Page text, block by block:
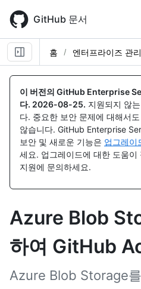
main
content
GitHub 문서
홈 엔터프라이즈 관
이 버전의 GitHub Enterprise
다. 2026-08-25. 지원되지 않
다. 중요한 보안 문제에 대해서
않습니다. GitHub Enterprise
보안 및 새로운 기능은 업그레이
세요. 업그레이드에 대한 도움
지원에 문의하세요.
Azure Blob
하여 GitHub
Azure Blob Storage